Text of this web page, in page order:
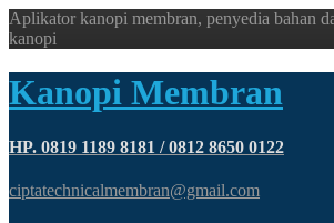
Aplikator kanopi membran, penyedia bahan
kanopi
Kanopi Membran
HP. 0819 1189 8181 / 0812 8650 0122
ciptatechnicalmembran@gmail.com